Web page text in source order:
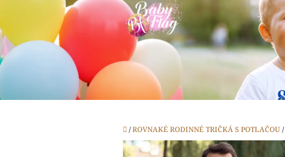
obsah
Domov
/ROVNAKÉ RODINNÉ TRIČKÁ S POTLAČOU/